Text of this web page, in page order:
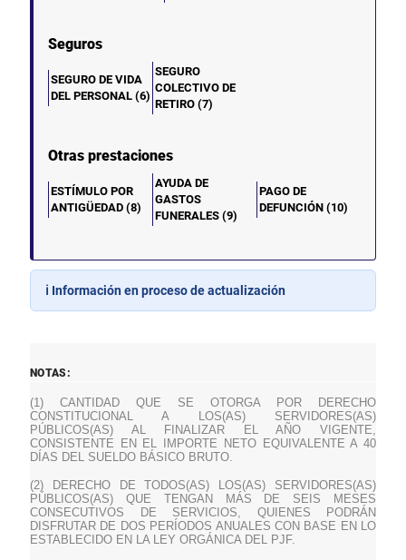
Seguros
SEGURO DE VIDA
DEL PERSONAL (6)
SEGURO
COLECTIVO DE
RETIRO (7)
Otras prestaciones
ESTÍMULO POR
ANTIGÜEDAD (8)
AYUDA DE
GASTOS
FUNERALES (9)
PAGO DE
DEFUNCIÓN (10)
ℹ️ Información en proceso de actualización
NOTAS:
(1) CANTIDAD QUE SE OTORGA POR DERECHO
CONSTITUCIONAL A LOS(AS) SERVIDORES(AS)
PÚBLICOS(AS) AL FINALIZAR EL AÑO VIGENTE,
CONSISTENTE EN EL IMPORTE NETO EQUIVALENTE A 40
DÍAS DEL SUELDO BÁSICO BRUTO.
(2) DERECHO DE TODOS(AS) LOS(AS) SERVIDORES(AS)
PÚBLICOS(AS) QUE TENGAN MÁS DE SEIS MESES
CONSECUTIVOS DE SERVICIOS, QUIENES PODRÁN
DISFRUTAR DE DOS PERÍODOS ANUALES CON BASE EN LO
ESTABLECIDO EN LA LEY ORGÁNICA DEL PJF.